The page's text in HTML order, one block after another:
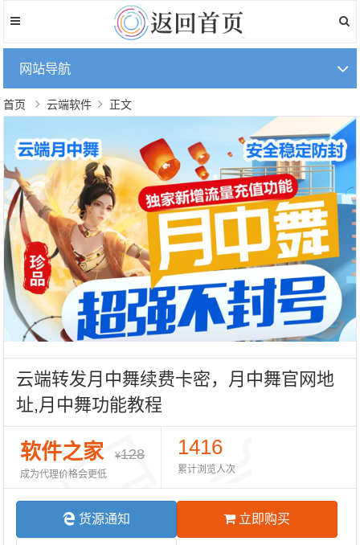
网站导航
首页 云端软件 正文
云端转发月中舞续费卡密，月中舞官网地
址,月中舞功能教程
软件之家 ¥128
成为代理价格会更低
1416
累计浏览人次
货源通知 立即购买